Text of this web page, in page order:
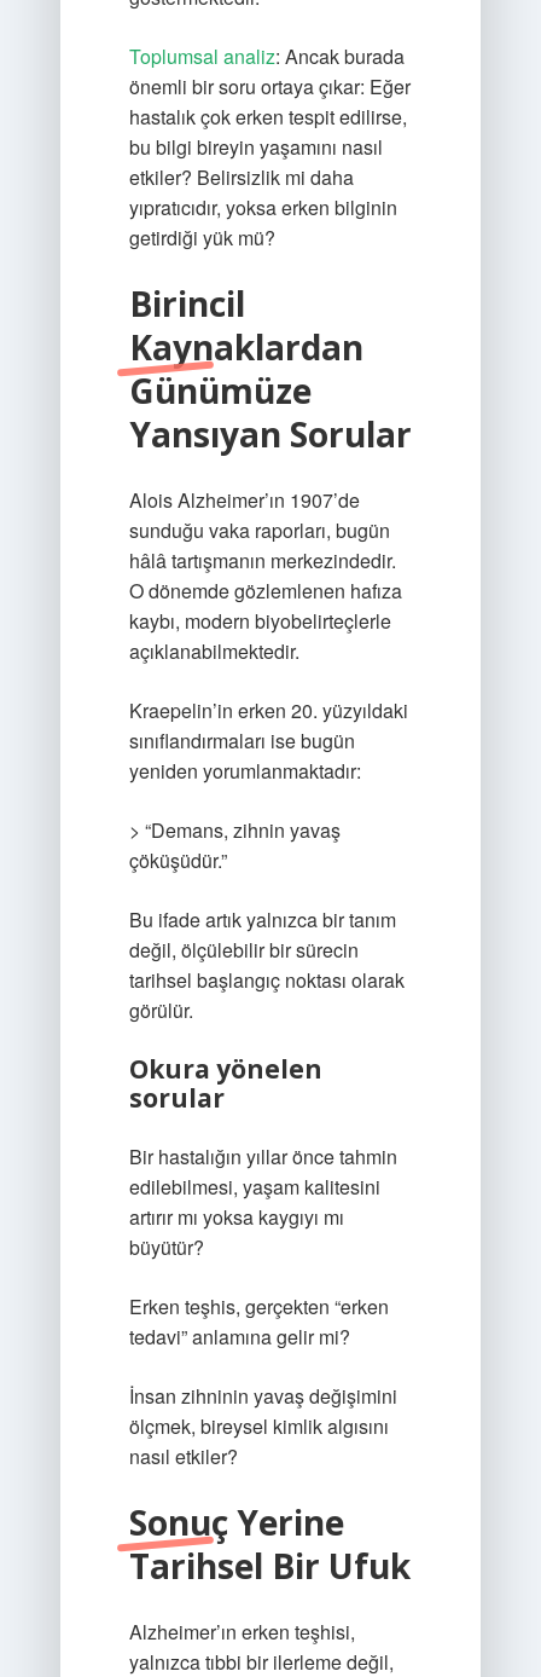
Toplumsal analiz: Ancak burada
önemli bir soru ortaya çıkar: Eğer
hastalık çok erken tespit edilirse,
bu bilgi bireyin yaşamını nasıl
etkiler? Belirsizlik mi daha
yıpratıcıdır, yoksa erken bilginin
getirdiği yük mü?
Birincil
Kaynaklardan
Günümüze
Yansıyan Sorular
Alois Alzheimer’ın 1907’de
sunduğu vaka raporları, bugün
hâlâ tartışmanın merkezindedir.
O dönemde gözlemlenen hafıza
kaybı, modern biyobelirteçlerle
açıklanabilmektedir.
Kraepelin’in erken 20. yüzyıldaki
sınıflandırmaları ise bugün
yeniden yorumlanmaktadır:
> “Demans, zihnin yavaş
çöküşüdür.”
Bu ifade artık yalnızca bir tanım
değil, ölçülebilir bir sürecin
tarihsel başlangıç noktası olarak
görülür.
Okura yönelen
sorular
Bir hastalığın yıllar önce tahmin
edilebilmesi, yaşam kalitesini
artırır mı yoksa kaygıyı mı
büyütür?
Erken teşhis, gerçekten “erken
tedavi” anlamına gelir mi?
İnsan zihninin yavaş değişimini
ölçmek, bireysel kimlik algısını
nasıl etkiler?
Sonuç Yerine
Tarihsel Bir Ufuk
Alzheimer’ın erken teşhisi,
yalnızca tıbbi bir ilerleme değil,